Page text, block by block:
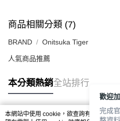
商品相關分類 (7)
BRAND Onitsuka Tiger
人氣商品推薦
本分類熱銷全站排行
本網站中使用 cookie，欲查詢有關本網站
歡迎
完成